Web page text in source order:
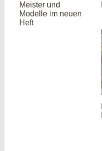
Meister und
Modelle im neuen
Heft